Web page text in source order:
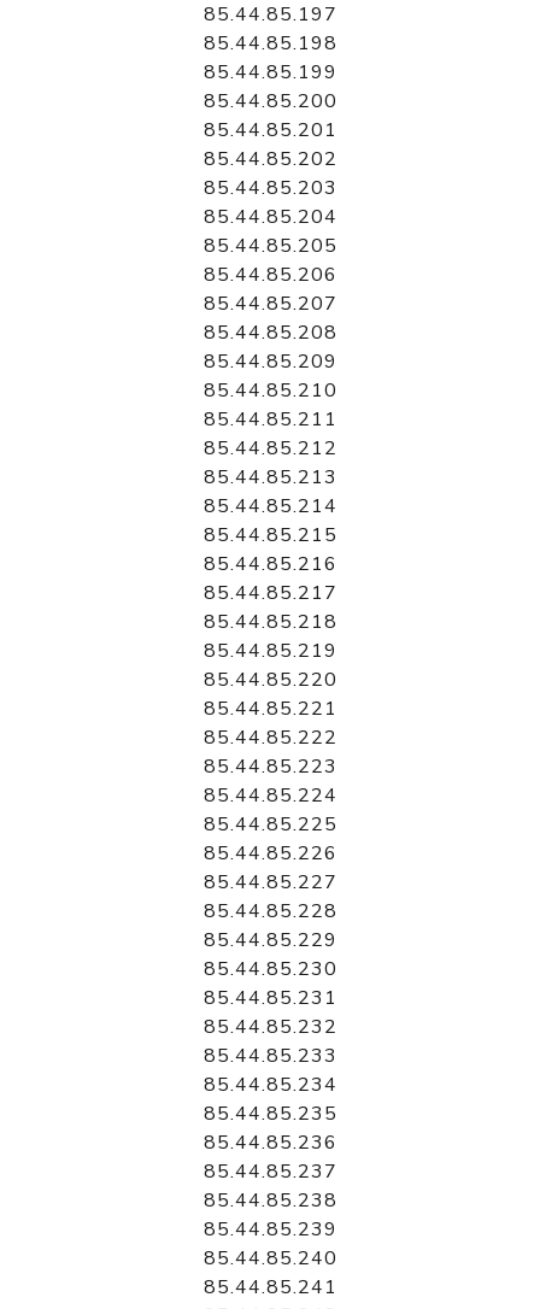
85.44.85.197
85.44.85.198
85.44.85.199
85.44.85.200
85.44.85.201
85.44.85.202
85.44.85.203
85.44.85.204
85.44.85.205
85.44.85.206
85.44.85.207
85.44.85.208
85.44.85.209
85.44.85.210
85.44.85.211
85.44.85.212
85.44.85.213
85.44.85.214
85.44.85.215
85.44.85.216
85.44.85.217
85.44.85.218
85.44.85.219
85.44.85.220
85.44.85.221
85.44.85.222
85.44.85.223
85.44.85.224
85.44.85.225
85.44.85.226
85.44.85.227
85.44.85.228
85.44.85.229
85.44.85.230
85.44.85.231
85.44.85.232
85.44.85.233
85.44.85.234
85.44.85.235
85.44.85.236
85.44.85.237
85.44.85.238
85.44.85.239
85.44.85.240
85.44.85.241